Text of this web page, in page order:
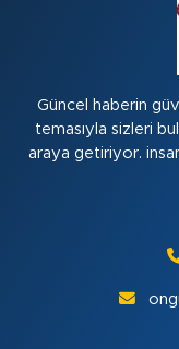
Güncel haberin
temasıyla sizleri
araya getiriyor.